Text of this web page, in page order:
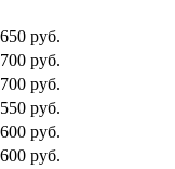
650 руб.
700 руб.
700 руб.
550 руб.
600 руб.
600 руб.